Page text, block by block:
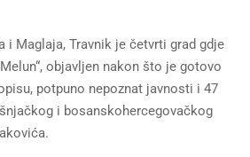
i Maglaja, Travnik je četvrti grad gdje
objavljen nakon što je gotovo
potpuno nepoznat javnosti i 47
i bosanskohercegovačkog